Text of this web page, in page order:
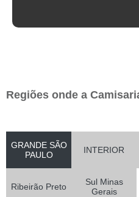
Regiões onde a
GRANDE SÃO
PAULO
INTERIOR
Ribeirão Preto
Sul Minas
Gerais